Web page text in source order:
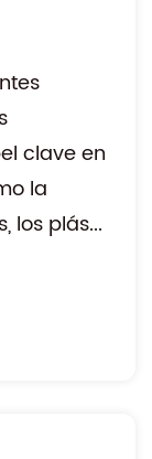
clave en
la
los plás...